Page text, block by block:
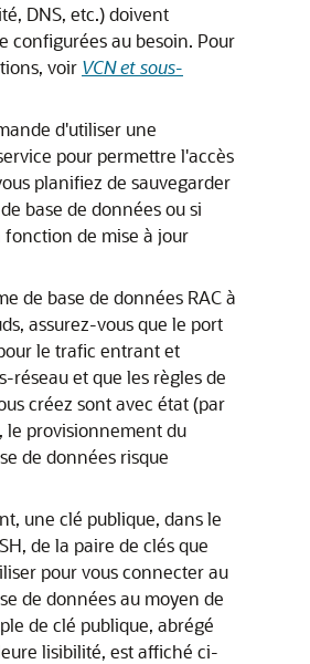
DNS, etc.) doivent
configurées au besoin. Pour
voir VCN et sous-
d'utiliser une
pour permettre l'accès
planifiez de sauvegarder
base de données ou si
fonction de mise à jour
de base de données RAC à
assurez-vous que le port
le trafic entrant et
réseau et que les règles de
créez sont avec état (par
le provisionnement du
de données risque
une clé publique, dans le
de la paire de clés que
pour vous connecter au
de données au moyen de
de clé publique, abrégé
lisibilité, est affiché ci-